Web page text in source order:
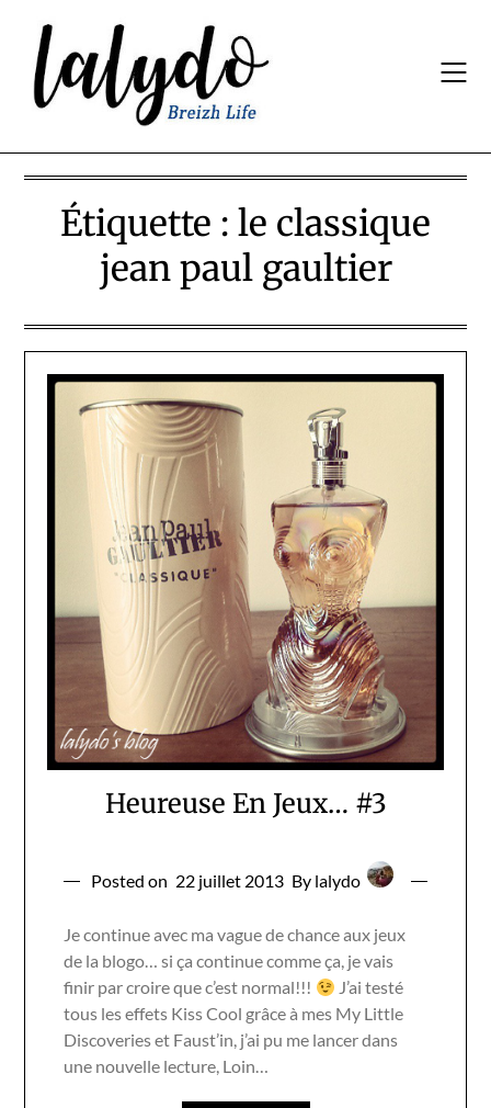
content
Étiquette : le classique
jean paul gaultier
Heureuse En Jeux… #3
Posted on 22 juillet 2013 By lalydo
Je continue avec ma vague de chance aux jeux
de la blogo… si ça continue comme ça, je vais
finir par croire que c’est normal!!!
J’ai testé
tous les effets Kiss Cool grâce à mes My Little
Discoveries et Faust’in, j’ai pu me lancer dans
une nouvelle lecture, Loin…